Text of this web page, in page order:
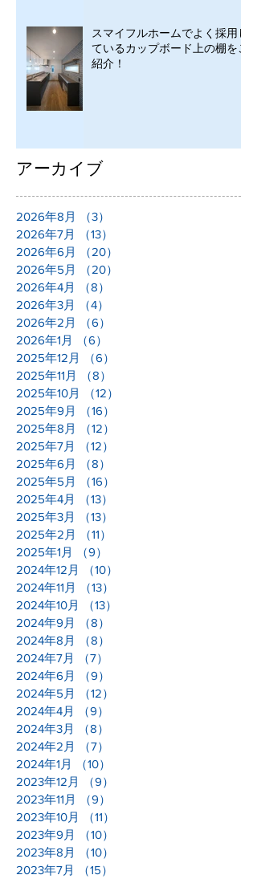
スマイフルホームでよく採用し
ているカップボード上の棚をご
紹介！
アーカイブ
2026年8月 （3）
2026年7月
（13）
2026年6月
（20）
2026年5月
（20）
2026年4月
（8）
2026年3月
（4）
2026年2月
（6）
2026年1月
（6）
2025年12月
（6）
2025年11月
（8）
2025年10月
（12）
2025年9月
（16）
2025年8月
（12）
2025年7月
（12）
2025年6月
（8）
2025年5月
（16）
2025年4月
（13）
2025年3月
（13）
2025年2月
（11）
2025年1月
（9）
2024年12月
（10）
2024年11月
（13）
2024年10月
（13）
2024年9月
（8）
2024年8月
（8）
2024年7月
（7）
2024年6月
（9）
2024年5月
（12）
2024年4月
（9）
2024年3月
（8）
2024年2月
（7）
2024年1月
（10）
2023年12月
（9）
2023年11月
（9）
2023年10月
（11）
2023年9月
（10）
2023年8月
（10）
2023年7月
（15）